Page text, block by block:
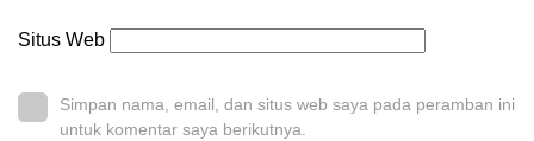
Situs Web
Simpan nama, email, dan situs web saya pada peramban ini
untuk komentar saya berikutnya.